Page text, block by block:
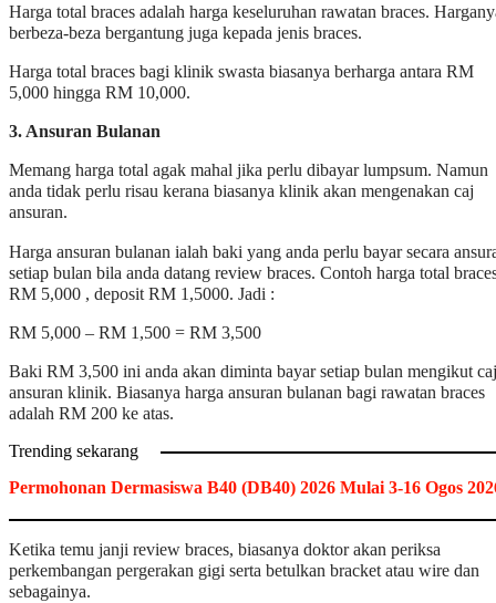
Harga total braces adalah harga keseluruhan rawatan braces.
berbeza-beza bergantung juga kepada jenis braces.
Harga total braces bagi klinik swasta biasanya berharga antara RM
5,000 hingga RM 10,000.
3. Ansuran Bulanan
Memang harga total agak mahal jika perlu dibayar lumpsum. Namun
anda tidak perlu risau kerana biasanya klinik akan mengenakan caj
ansuran.
Harga ansuran bulanan ialah baki yang anda perlu bayar secara
setiap bulan bila anda datang review braces. Contoh harga total
RM 5,000 , deposit RM 1,5000. Jadi :
RM 5,000 – RM 1,500 = RM 3,500
Baki RM 3,500 ini anda akan diminta bayar setiap bulan mengikut caj
ansuran klinik. Biasanya harga ansuran bulanan bagi rawatan braces
adalah RM 200 ke atas.
Trending sekarang
Permohonan Dermasiswa B40 (DB40) 2026 Mulai 3-16 Ogos
Ketika temu janji review braces, biasanya doktor akan periksa
perkembangan pergerakan gigi serta betulkan bracket atau wire dan
sebagainya.